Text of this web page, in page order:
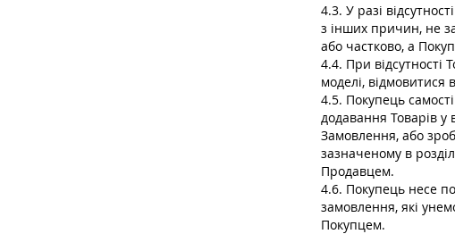
4.3. У разі
з інших причин, не
або частково, а
4.4. При відсутності
моделі, відмовитися
4.5. Покупець
додавання Товарів
Замовлення, або
зазначеному в
Продавцем.
4.6. Покупець несе
замовлення, які
Покупцем.